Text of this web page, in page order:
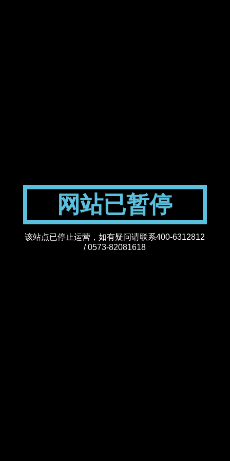
网站已暂停
该站点已停止运营，如有疑问请联系400-6312812
/ 0573-82081618